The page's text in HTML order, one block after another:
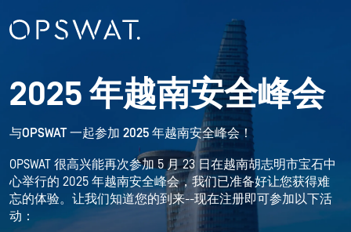
2025 年越南安全峰会
与OPSWAT 一起参加 2025 年越南安全峰会！
OPSWAT 很高兴能再次参加 5 月 23 日在越南胡志明市宝石中
心举行的 2025 年越南安全峰会，我们已准备好让您获得难
忘的体验。让我们知道您的到来--现在注册即可参加以下活
动：